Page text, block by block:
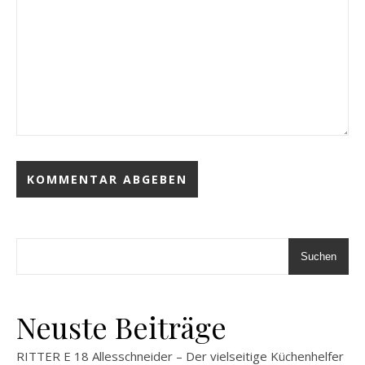
Suchen
Neuste Beiträge
RITTER E 18 Allesschneider – Der vielseitige Küchenhelfer